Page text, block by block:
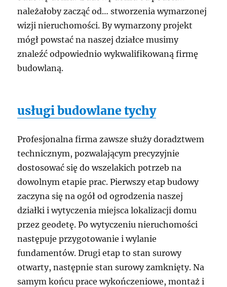
należałoby zacząć od… stworzenia wymarzonej
wizji nieruchomości. By wymarzony projekt
mógł powstać na naszej działce musimy
znaleźć odpowiednio wykwalifikowaną firmę
budowlaną.
usługi budowlane tychy
Profesjonalna firma zawsze służy doradztwem
technicznym, pozwalającym precyzyjnie
dostosować się do wszelakich potrzeb na
dowolnym etapie prac. Pierwszy etap budowy
zaczyna się na ogół od ogrodzenia naszej
działki i wytyczenia miejsca lokalizacji domu
przez geodetę. Po wytyczeniu nieruchomości
następuje przygotowanie i wylanie
fundamentów. Drugi etap to stan surowy
otwarty, następnie stan surowy zamknięty. Na
samym końcu prace wykończeniowe, montaż i